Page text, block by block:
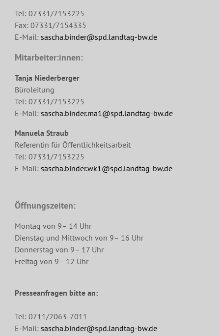
Tel: 07331/7153225
Fax: 07331/7154335
E-Mail: sascha.binder@spd.landtag-bw.de
Mitarbeiter:innen:
Tanja Niederberger
Büroleitung
Tel: 07331/7153225
E-Mail: sascha.binder.ma1@spd.landtag-bw.de
Manuela Straub
Referentin für Öffentlichkeitsarbeit
Tel: 07331/7153225
E-Mail: sascha.binder.wk1@spd.landtag-bw.de
Öffnungszeiten:
Montag von 9– 14 Uhr
Dienstag und Mittwoch von 9– 16 Uhr
Donnerstag von 9– 17 Uhr
Freitag von 9– 12 Uhr
Presseanfragen bitte an:
Tel: 0711/2063-7011
E-Mail: sascha.binder@spd.landtag-bw.de